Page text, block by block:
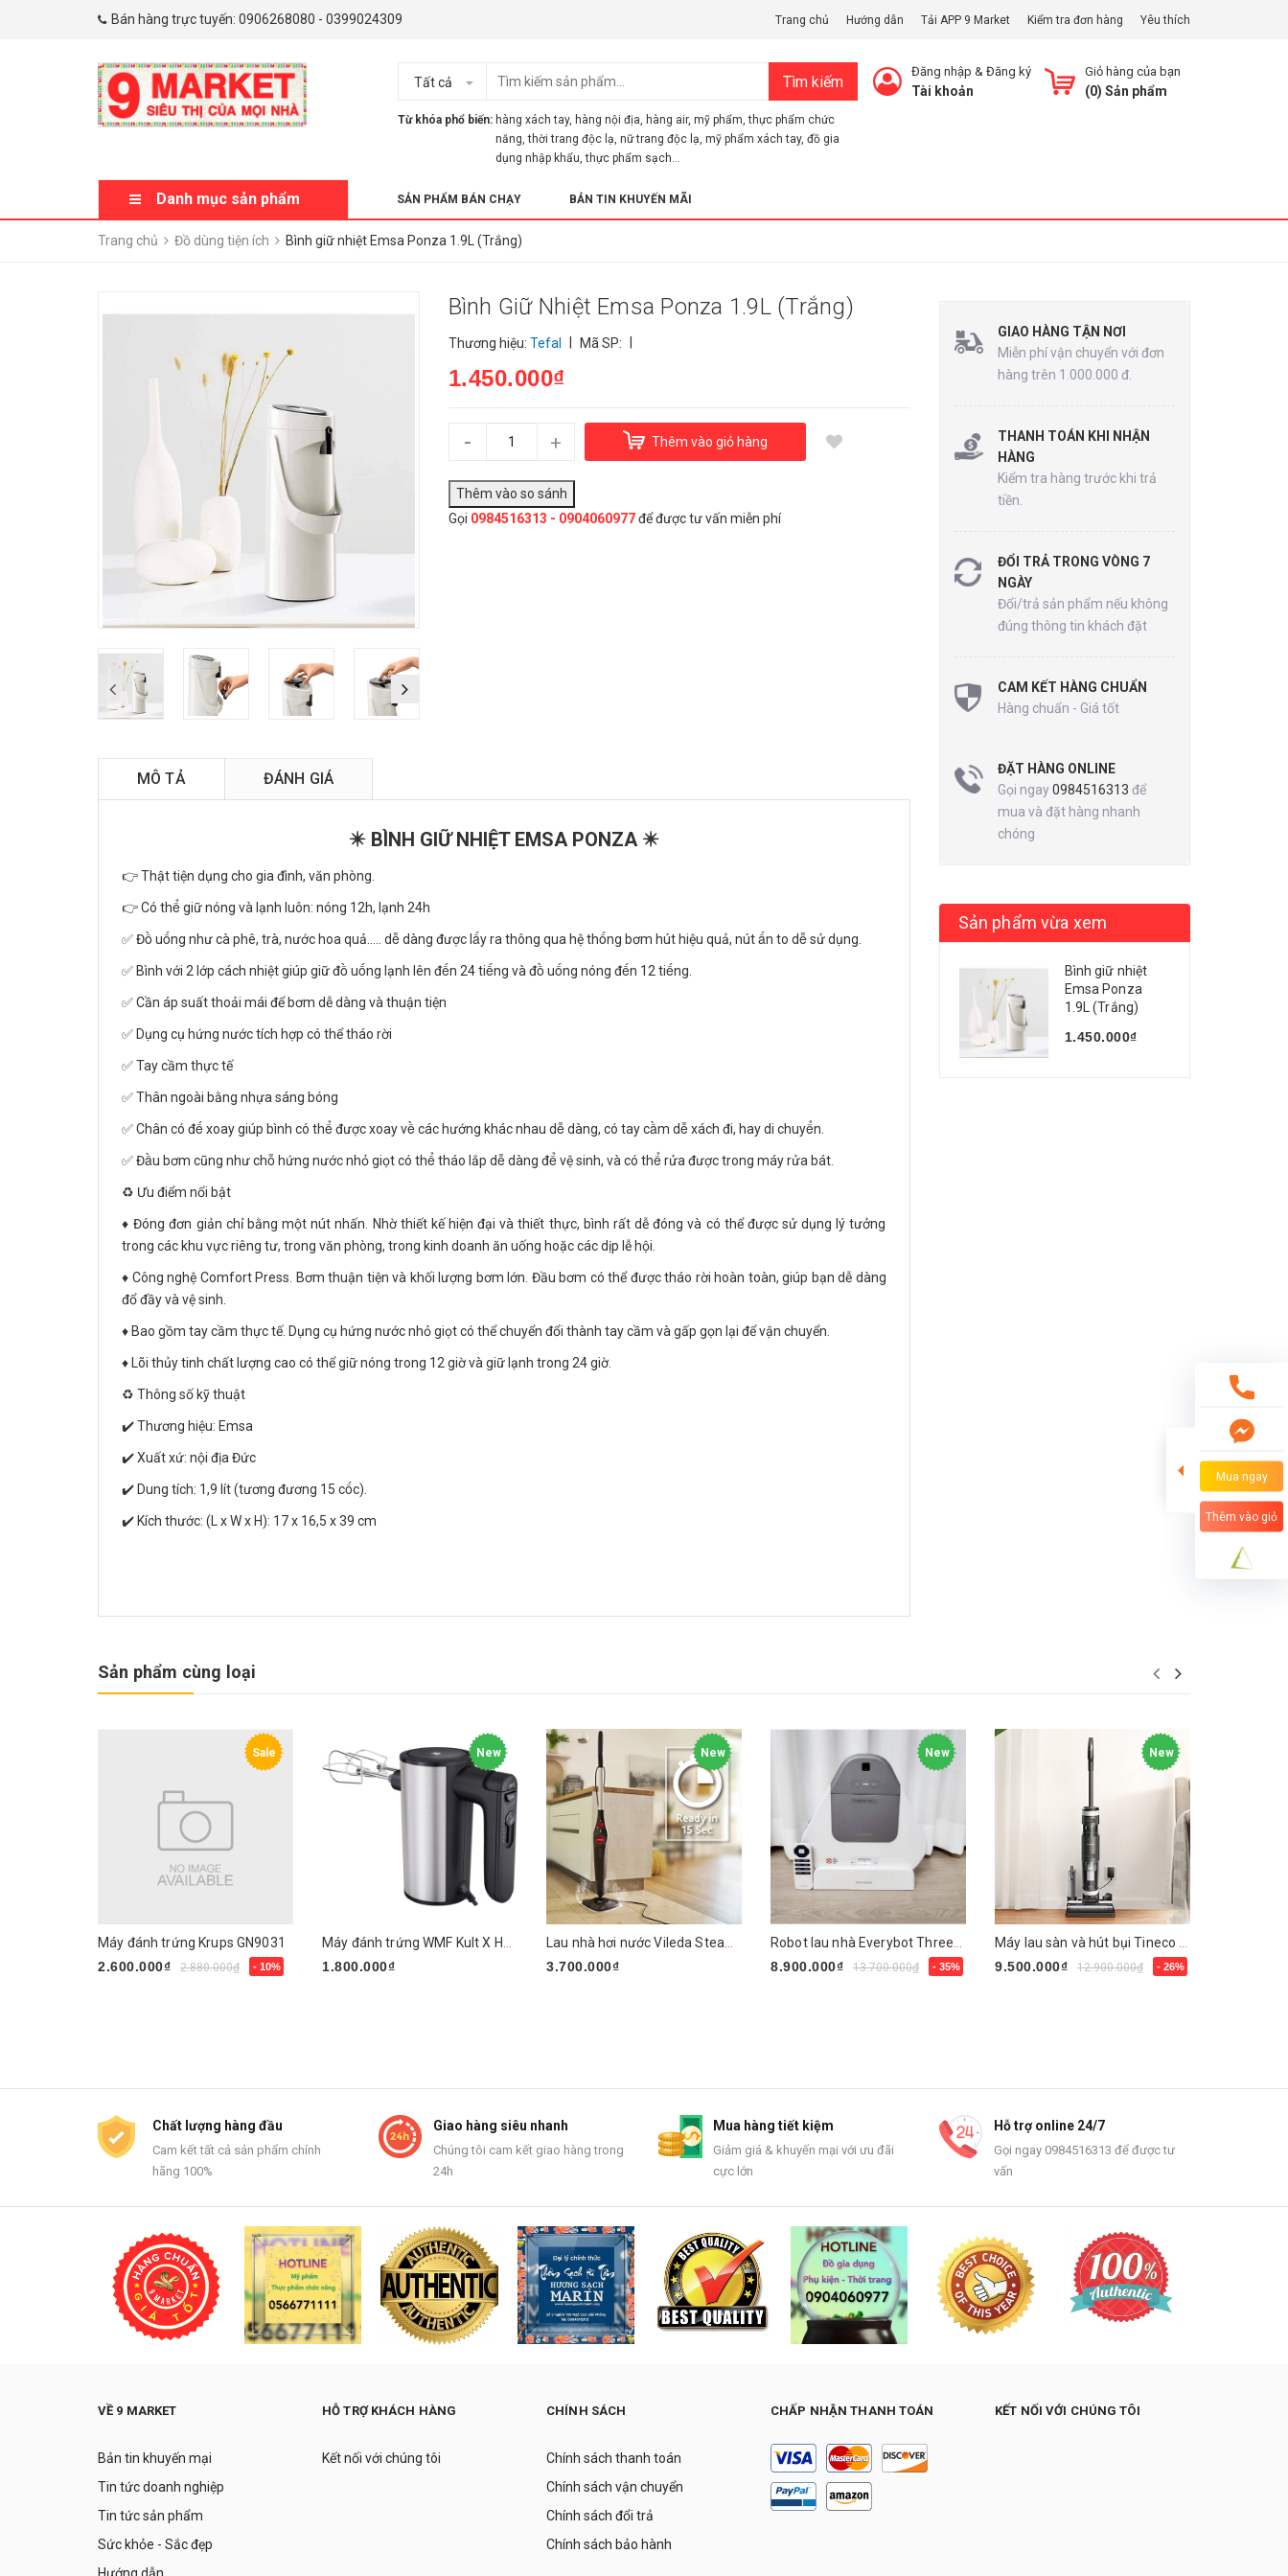
Bán hàng trực tuyến: 0906268080 - 0399024309 Trang chủ Hướng dẫn Tải APP 9 Market Kiểm tra đơn hàng Yêu thích
Tất cả Tìm kiếm
Từ khóa phổ biến: hàng xách tay, hàng nội địa, hàng air, mỹ phẩm,thực phẩm chức
năng,thời trang độc lạ, nữ trang độc lạ, mỹ phẩm xách tay, đồ gia
dụng nhập khẩu,thực phẩm sạch...
Giỏ hàng của bạn
(0) Sản phẩm
Đăng nhập & Đăng ký
Tài khoản
Danh mục sản phẩm SẢN PHẨM BÁN CHẠY BẢN TIN KHUYẾN MÃI
Trang chủ Đồ dùng tiện ích Bình giữ nhiệt Emsa Ponza 1.9L (Trắng)
Bình Giữ Nhiệt Emsa Ponza 1.9L (Trắng)
Thương hiệu: Tefal Mã SP:
1.450.000₫
- + Thêm vào giỏ hàng
Gọi 0984516313 - 0904060977để được tư vấn miễn phí
MÔ TẢ ĐÁNH GIÁ
✴️ BÌNH GIỮ NHIỆT EMSA PONZA ✴️
👉 Thật tiện dụng cho gia đình, văn phòng.
👉 Có thể giữ nóng và lạnh luôn: nóng 12h, lạnh 24h
✅ Đồ uống như cà phê, trà, nước hoa quả….. dễ dàng được lấy ra thông qua hệ thống bơm hút hiệu quả, nút ấn to dễ sử dụng.
✅ Bình với 2 lớp cách nhiệt giúp giữ đồ uống lạnh lên đến 24 tiếng và đồ uống nóng đến 12 tiếng.
✅ Cần áp suất thoải mái để bơm dễ dàng và thuận tiện
✅ Dụng cụ hứng nước tích hợp có thể tháo rời
✅ Tay cầm thực tế
✅ Thân ngoài bằng nhựa sáng bóng
✅ Chân có đế xoay giúp bình có thể được xoay về các hướng khác nhau dễ dàng, có tay cầm dễ xách đi, hay di chuyển.
✅ Đầu bơm cũng như chỗ hứng nước nhỏ giọt có thể tháo lắp dễ dàng để vệ sinh, và có thể rửa được trong máy rửa bát.
♻️ Ưu điểm nổi bật
♦️ Đóng đơn giản chỉ bằng một nút nhấn. Nhờ thiết kế hiện đại và thiết thực, bình rất dễ đóng và có thể được sử dụng lý tưởng
trong các khu vực riêng tư, trong văn phòng, trong kinh doanh ăn uống hoặc các dịp lễ hội.
♦️ Công nghệ Comfort Press. Bơm thuận tiện và khối lượng bơm lớn. Đầu bơm có thể được tháo rời hoàn toàn, giúp bạn dễ dàng
đổ đầy và vệ sinh.
♦️ Bao gồm tay cầm thực tế. Dụng cụ hứng nước nhỏ giọt có thể chuyển đổi thành tay cầm và gấp gọn lại để vận chuyển.
♦️ Lõi thủy tinh chất lượng cao có thể giữ nóng trong 12 giờ và giữ lạnh trong 24 giờ.
♻️ Thông số kỹ thuật
✔️ Thương hiệu: Emsa
✔️ Xuất xứ: nội địa Đức
✔️ Dung tích: 1,9 lít (tương đương 15 cốc).
✔️ Kích thước: (L x W x H): 17 x 16,5 x 39 cm
GIAO HÀNG TẬN NƠI
Miễn phí vận chuyển với đơn
hàng trên 1.000.000 đ.
THANH TOÁN KHI NHẬN
HÀNG
Kiểm tra hàng trước khi trả
tiền.
ĐỔI TRẢ TRONG VÒNG 7
NGÀY
Đổi/trả sản phẩm nếu không
đúng thông tin khách đặt
CAM KẾT HÀNG CHUẨN
Hàng chuẩn - Giá tốt
ĐẶT HÀNG ONLINE
Gọi ngay0984516313 để
mua và đặt hàng nhanh
chóng
Sản phẩm vừa xem
Bình giữ nhiệt
Emsa Ponza
1.9L (Trắng)
1.450.000₫
Sản phẩm cùng loại
Sale
Máy đánh trứng Krups GN9031
2.600.000₫
2.880.000₫ - 10%
New
1.800.000₫
New
3.700.000₫
New
8.900.000₫
13.700.000₫ - 35%
New
9.500.000₫
12.900.000₫ - 26%
Chất lượng hàng đầu
Cam kết tất cả sản phẩm chính
hãng 100%
Giao hàng siêu nhanh
Chúng tôi cam kết giao hàng trong
24h
Mua hàng tiết kiệm
Giảm giá & khuyến mại với ưu đãi
cực lớn
Hỗ trợ online 24/7
Gọi ngay 0984516313 để được tư
vấn
VỀ 9 MARKET
Bản tin khuyến mại
Tin tức doanh nghiệp
Tin tức sản phẩm
Sức khỏe - Sắc đẹp
Hướng dẫn
HỖ TRỢ KHÁCH HÀNG
Kết nối với chúng tôi
CHÍNH SÁCH
Chính sách thanh toán
Chính sách vận chuyển
Chính sách đổi trả
Chính sách bảo hành
CHẤP NHẬN THANH TOÁN KẾT NỐI VỚI CHÚNG TÔI
Mua ngay
Thêm vào giỏ
Bình giữ nhiệt Emsa Ponza 1.9L (Trắng)
1.450.000₫